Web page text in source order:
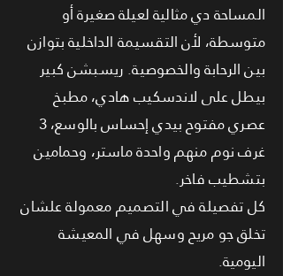
المساحة دي مثالية لعيلة صغيرة أو
متوسطة، لأن التقسيمة الداخلية بتوازن
بين الرحابة والخصوصية. ريسبشن كبير
بيطل على لاندسكيب هادي، مطبخ
عصري مفتوح بيدي إحساس بالوسع، 3
غرف نوم منهم واحدة ماستر، وحمامين
بتشطيب فاخر.
كل تفصيلة في التصميم معمولة علشان
تخلق جو مريح وسهل في المعيشة
اليومية.